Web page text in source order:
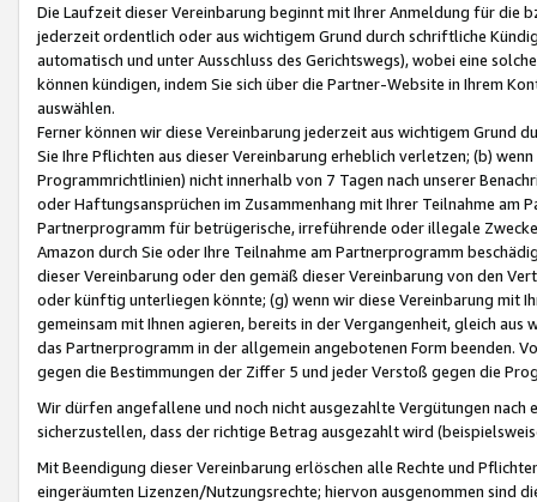
Die Laufzeit dieser Vereinbarung beginnt mit Ihrer Anmeldung für die
jederzeit ordentlich oder aus wichtigem Grund durch schriftliche
automatisch und unter Ausschluss des Gerichtswegs), wobei eine
können kündigen, indem Sie sich über die Partner-Website in Ihrem
auswählen.
Ferner können wir diese Vereinbarung jederzeit aus wichtigem Grund
Sie Ihre Pflichten aus dieser Vereinbarung erheblich verletzen; (b)
Programmrichtlinien) nicht innerhalb von 7 Tagen nach unserer
oder Haftungsansprüchen im Zusammenhang mit Ihrer Teilnahme am
Partnerprogramm für betrügerische, irreführende oder illegale
Amazon durch Sie oder Ihre Teilnahme am Partnerprogramm
dieser Vereinbarung oder den gemäß dieser Vereinbarung von den
oder künftig unterliegen könnte; (g) wenn wir diese Vereinbarung mit
gemeinsam mit Ihnen agieren, bereits in der Vergangenheit, gleich
das Partnerprogramm in der allgemein angebotenen Form beenden.
gegen die Bestimmungen der Ziffer 5 und jeder Verstoß gegen die
Wir dürfen angefallene und noch nicht ausgezahlte Vergütungen
sicherzustellen, dass der richtige Betrag ausgezahlt wird
Mit Beendigung dieser Vereinbarung erlöschen alle Rechte und
eingeräumten Lizenzen/Nutzungsrechte; hiervon ausgenommen sind